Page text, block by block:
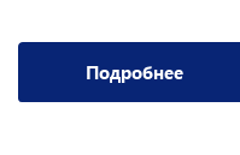
Подробнее